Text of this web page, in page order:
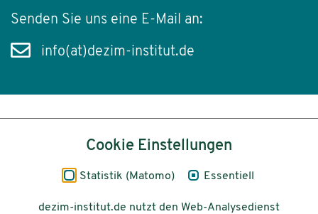
Senden Sie uns eine E-Mail an:
info(at)dezim-institut.de
Impressum
Datenschutz
Cookie Einstellungen
Statistik (Matomo) Essentiell
dezim-institut.de nutzt den Web-Analysedienst